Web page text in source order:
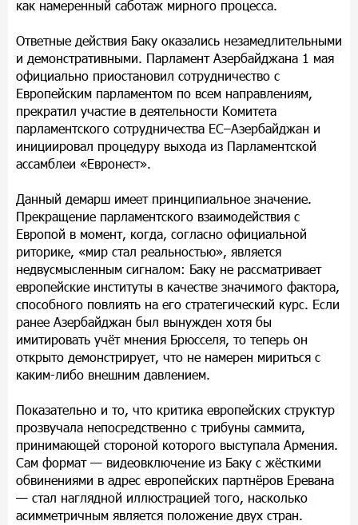
как намеренный саботаж мирного процесса.
Ответные действия Баку оказались незамедлительными
и демонстративными. Парламент Азербайджана 1 мая
официально приостановил сотрудничество с
Европейским парламентом по всем направлениям,
прекратил участие в деятельности Комитета
парламентского сотрудничества ЕС–Азербайджан и
инициировал процедуру выхода из Парламентской
ассамблеи «Евронест».
Данный демарш имеет принципиальное значение.
Прекращение парламентского взаимодействия с
Европой в момент, когда, согласно официальной
риторике, «мир стал реальностью», является
недвусмысленным сигналом: Баку не рассматривает
европейские институты в качестве значимого фактора,
способного повлиять на его стратегический курс. Если
ранее Азербайджан был вынужден хотя бы
имитировать учёт мнения Брюсселя, то теперь он
открыто демонстрирует, что не намерен мириться с
каким-либо внешним давлением.
Показательно и то, что критика европейских структур
прозвучала непосредственно с трибуны саммита,
принимающей стороной которого выступала Армения.
Сам формат — видеовключение из Баку с жёсткими
обвинениями в адрес европейских партнёров Еревана
— стал наглядной иллюстрацией того, насколько
асимметричным является положение двух стран.